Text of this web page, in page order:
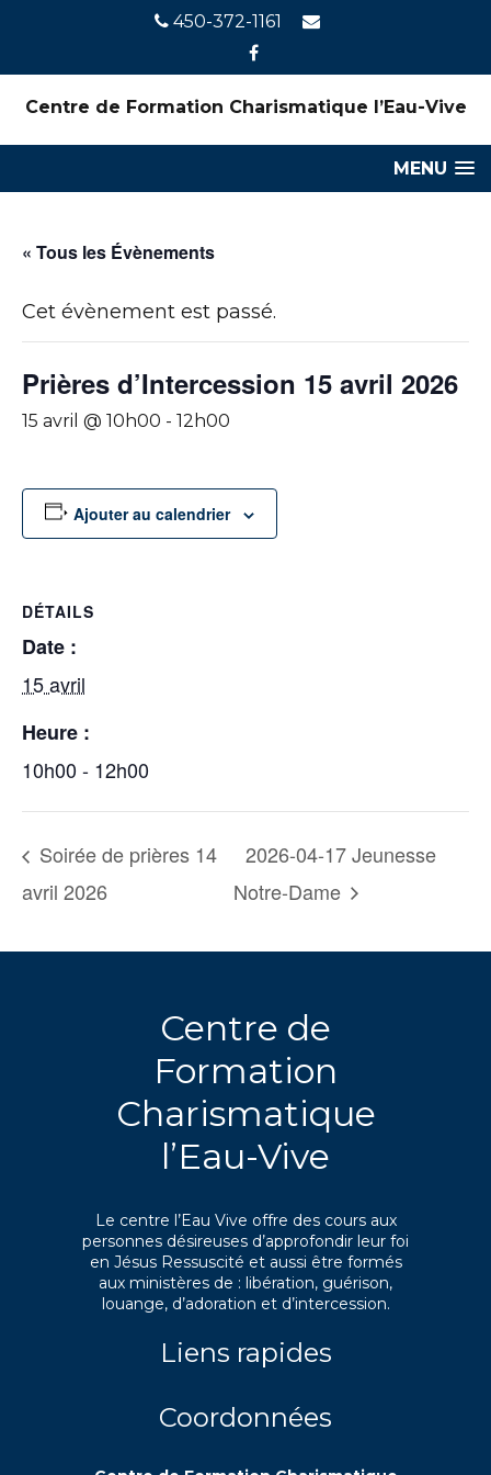
450-372-1161
Centre de Formation Charismatique l’Eau-Vive
MENU
« Tous les Évènements
Cet évènement est passé.
Prières d’Intercession 15 avril 2026
15 avril @ 10h00 - 12h00
Ajouter au calendrier
DÉTAILS
Date :
15 avril
Heure :
10h00 - 12h00
Soirée de prières 14
avril 2026
2026-04-17 Jeunesse
Notre-Dame
Centre de
Formation
Charismatique
l’Eau-Vive
Le centre l’Eau Vive offre des cours aux
personnes désireuses d’approfondir leur foi
en Jésus Ressuscité et aussi être formés
aux ministères de : libération, guérison,
louange, d’adoration et d’intercession.
Liens rapides
Coordonnées